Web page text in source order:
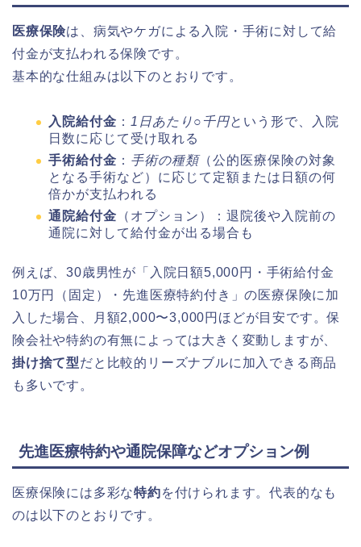
医療保険は、病気やケガによる入院・手術に対して給
付金が支払われる保険です。
基本的な仕組みは以下のとおりです。
入院給付金 ： 1日あたり○千円という形で、入院
日数に応じて受け取れる
手術給付金 ： 手術の種類（公的医療保険の対象
となる手術など）に応じて定額または日額の何
倍かが支払われる
通院給付金 （オプション）：退院後や入院前の
通院に対して給付金が出る場合も
例えば、30歳男性が「入院日額5,000円・手術給付金
10万円（固定）・先進医療特約付き」の医療保険に加
入した場合、月額2,000〜3,000円ほどが目安です。保
険会社や特約の有無によっては大きく変動しますが、
掛け捨て型だと比較的リーズナブルに加入できる商品
も多いです。
先進医療特約や通院保障などオプション例
医療保険には多彩な特約を付けられます。代表的なも
のは以下のとおりです。